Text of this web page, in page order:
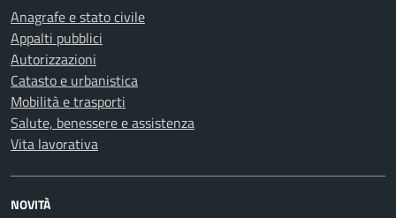
Anagrafe e stato civile
Appalti pubblici
Autorizzazioni
Catasto e urbanistica
Mobilità e trasporti
Salute, benessere e assistenza
Vita lavorativa
NOVITÀ